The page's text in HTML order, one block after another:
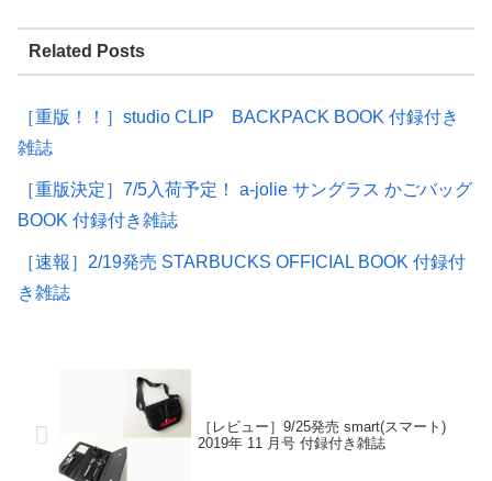
Related Posts
［重版！！］studio CLIP BACKPACK BOOK 付録付き
雑誌
［重版決定］7/5入荷予定！ a-jolie サングラス かごバッグ
BOOK 付録付き雑誌
［速報］2/19発売 STARBUCKS OFFICIAL BOOK 付録付
き雑誌
［レビュー］9/25発売 smart(スマート)
2019年 11 月号 付録付き雑誌